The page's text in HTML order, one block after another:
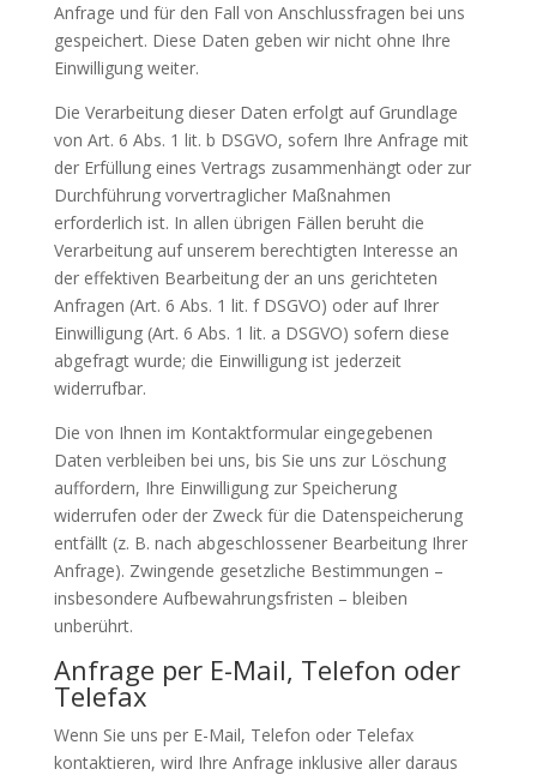
Anfrage und für den Fall von Anschlussfragen bei uns
gespeichert. Diese Daten geben wir nicht ohne Ihre
Einwilligung weiter.
Die Verarbeitung dieser Daten erfolgt auf Grundlage
von Art. 6 Abs. 1 lit. b DSGVO, sofern Ihre Anfrage mit
der Erfüllung eines Vertrags zusammenhängt oder zur
Durchführung vorvertraglicher Maßnahmen
erforderlich ist. In allen übrigen Fällen beruht die
Verarbeitung auf unserem berechtigten Interesse an
der effektiven Bearbeitung der an uns gerichteten
Anfragen (Art. 6 Abs. 1 lit. f DSGVO) oder auf Ihrer
Einwilligung (Art. 6 Abs. 1 lit. a DSGVO) sofern diese
abgefragt wurde; die Einwilligung ist jederzeit
widerrufbar.
Die von Ihnen im Kontaktformular eingegebenen
Daten verbleiben bei uns, bis Sie uns zur Löschung
auffordern, Ihre Einwilligung zur Speicherung
widerrufen oder der Zweck für die Datenspeicherung
entfällt (z. B. nach abgeschlossener Bearbeitung Ihrer
Anfrage). Zwingende gesetzliche Bestimmungen –
insbesondere Aufbewahrungsfristen – bleiben
unberührt.
Anfrage per E-Mail, Telefon oder
Telefax
Wenn Sie uns per E-Mail, Telefon oder Telefax
kontaktieren, wird Ihre Anfrage inklusive aller daraus